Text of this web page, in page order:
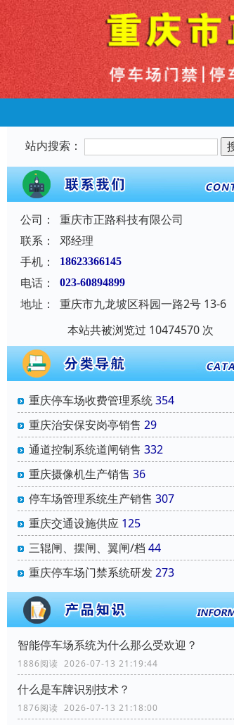
站内搜索：
公司：
重庆市正路科技有限公司
联系：
邓经理
手机：
18623366145
电话： 023-60894899
地址：
重庆市九龙坡区科园一路2号 13-6
本站共被浏览过 10474570 次
重庆停车场收费管理系统354
重庆治安保安岗亭销售 29
通道控制系统道闸销售 332
重庆摄像机生产销售 36
停车场管理系统生产销售 307
重庆交通设施供应 125
三辊闸、摆闸、翼闸/档 44
重庆停车场门禁系统研发273
智能停车场系统为什么那么受欢迎？
1886阅读 2026-07-13 21:19:44
什么是车牌识别技术？
1876阅读 2026-07-13 21:18:00